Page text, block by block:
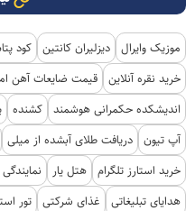
موزیک وایرال دیزلیران کانتین کود
خرید نقره آنلاین قیمت ضایعات آهن
اندیشکده حکمرانی هوشمند کشنده
آپ تیون دریافت طلای آبشده از میلی
خرید استارز تلگرام هتل یار
هدایای تبلیغاتی
غذای شرکتی تور